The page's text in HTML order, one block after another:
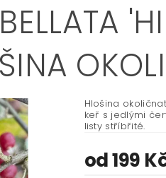
Hlošina
keř s jedlými
listy stříbřité.
od 199